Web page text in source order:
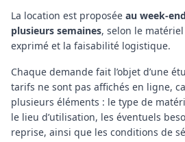
La location est proposée au week-
plusieurs semaines, selon le
exprimé et la faisabilité logistique.
Chaque demande fait l’objet d’une
tarifs ne sont pas affichés en ligne,
plusieurs éléments : le type de
le lieu d’utilisation, les éventuels
reprise, ainsi que les conditions de